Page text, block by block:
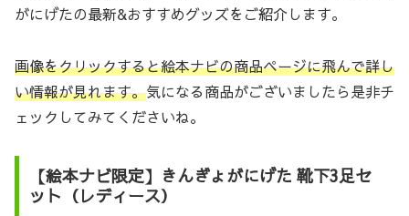
がにげたの最新&おすすめグッズをご紹介します。
画像をクリックすると絵本ナビの商品ページに飛んで詳し
い情報が見れます。気になる商品がございましたら是非チ
ェックしてみてくださいね。
【絵本ナビ限定】きんぎょがにげた 靴下3足セ
ット（レディース）